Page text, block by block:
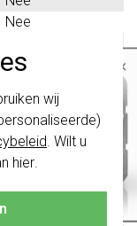
wij
. Wilt u
hier.
Nee
Kunststof
Horizontaal en
verticaal
IP20
Nee
Nee
Glanzend
×